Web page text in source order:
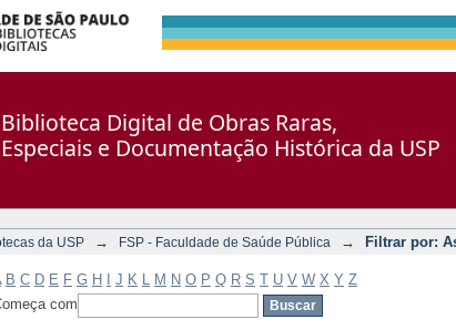
Biblioteca Digital de Obras Raras,
Especiais e Documentação Histórica da USP
da USP → FSP - Faculdade de Saúde Pública → Filtrar por:
B C D E F G H J K M N O P Q R S T U V W X Y Z
com